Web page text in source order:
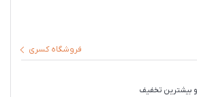
فروشگاه کسری
بیشترین تخفیف